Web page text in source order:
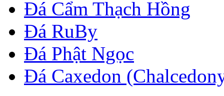
Đá Cẩm Thạch Hồng
Đá RuBy
Đá Phật Ngọc
Đá Caxedon